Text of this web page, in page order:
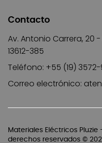
Materiales Eléctricos
derechos reservados ©
Contacto
Av. Antonio Carrera, 20
13612-385
Teléfono: +55 (19) 3572-
Correo electrónico: